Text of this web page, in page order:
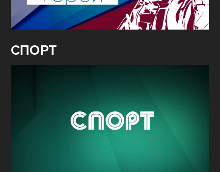
СПОРТ